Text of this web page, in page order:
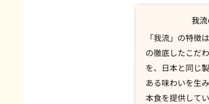
我
「我流」の特徴
の徹底したこだ
を、日本と同じ
ある味わいを生
本食を提供して